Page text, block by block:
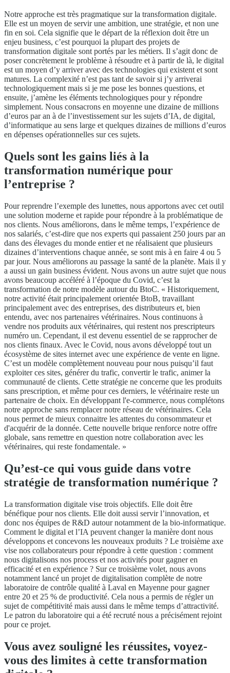
Notre approche est très pragmatique sur la transformation digitale.
Elle est un moyen de servir une ambition, une stratégie, et non une
fin en soi. Cela signifie que le départ de la réflexion doit être un
enjeu business, c’est pourquoi la plupart des projets de
transformation digitale sont portés par les métiers. Il s’agit donc de
poser concrètement le problème à résoudre et à partir de là, le digital
est un moyen d’y arriver avec des technologies qui existent et sont
matures. La complexité n’est pas tant de savoir si j’y arriverai
technologiquement mais si je me pose les bonnes questions, et
ensuite, j’amène les éléments technologiques pour y répondre
simplement. Nous consacrons en moyenne une dizaine de millions
d’euros par an à de l’investissement sur les sujets d’IA, de digital,
d’informatique au sens large et quelques dizaines de millions d’euros
en dépenses opérationnelles sur ces sujets.
Quels sont les gains liés à la
transformation numérique pour
l’entreprise ?
Pour reprendre l’exemple des lunettes, nous apportons avec cet outil
une solution moderne et rapide pour répondre à la problématique de
nos clients. Nous améliorons, dans le même temps, l’expérience de
nos salariés, c’est-dire que nos experts qui passaient 250 jours par an
dans des élevages du monde entier et ne réalisaient que plusieurs
dizaines d’interventions chaque année, se sont mis à en faire 4 ou 5
par jour. Nous améliorons au passage la santé de la planète. Mais il y
a aussi un gain business évident. Nous avons un autre sujet que nous
avons beaucoup accéléré à l’époque du Covid, c’est la
transformation de notre modèle autour du BtoC. « Historiquement,
notre activité était principalement orientée BtoB, travaillant
principalement avec des entreprises, des distributeurs et, bien
entendu, avec nos partenaires vétérinaires. Nous continuons à
vendre nos produits aux vétérinaires, qui restent nos prescripteurs
numéro un. Cependant, il est devenu essentiel de se rapprocher de
nos clients finaux. Avec le Covid, nous avons développé tout un
écosystème de sites internet avec une expérience de vente en ligne.
C’est un modèle complètement nouveau pour nous puisqu’il faut
exploiter ces sites, générer du trafic, convertir le trafic, animer la
communauté de clients. Cette stratégie ne concerne que les produits
sans prescription, et même pour ces derniers, le vétérinaire reste un
partenaire de choix. En développant l'e-commerce, nous complétons
notre approche sans remplacer notre réseau de vétérinaires. Cela
nous permet de mieux connaitre les attentes du consommateur et
d'acquérir de la donnée. Cette nouvelle brique renforce notre offre
globale, sans remettre en question notre collaboration avec les
vétérinaires, qui reste fondamentale. »
Qu’est-ce qui vous guide dans votre
stratégie de transformation numérique ?
La transformation digitale vise trois objectifs. Elle doit être
bénéfique pour nos clients. Elle doit aussi servir l’innovation, et
donc nos équipes de R&D autour notamment de la bio-informatique.
Comment le digital et l’IA peuvent changer la manière dont nous
développons et concevons les nouveaux produits ? Le troisième axe
vise nos collaborateurs pour répondre à cette question : comment
nous digitalisons nos process et nos activités pour gagner en
efficacité et en expérience ? Sur ce troisième volet, nous avons
notamment lancé un projet de digitalisation complète de notre
laboratoire de contrôle qualité à Laval en Mayenne pour gagner
entre 20 et 25 % de productivité. Cela nous a permis de régler un
sujet de compétitivité mais aussi dans le même temps d’attractivité.
Le patron du laboratoire qui a été recruté nous a précisément rejoint
pour ce projet.
Vous avez souligné les réussites, voyez-
vous des limites à cette transformation